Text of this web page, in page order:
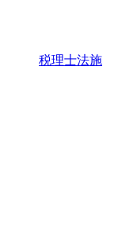
税理士法施